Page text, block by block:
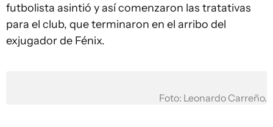
futbolista asintió y así comenzaron las tratativas
para el club, que terminaron en el arribo del
exjugador de Fénix.
Foto: Leonardo Carreño.